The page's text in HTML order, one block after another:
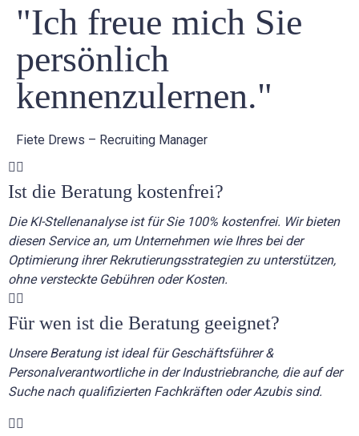
"Ich freue mich Sie
persönlich
kennenzulernen."
Fiete Drews – Recruiting Manager
Ist die Beratung kostenfrei?
Die KI-Stellenanalyse ist für Sie 100% kostenfrei. Wir bieten
diesen Service an, um Unternehmen wie Ihres bei der
Optimierung ihrer Rekrutierungsstrategien zu unterstützen,
ohne versteckte Gebühren oder Kosten.
Für wen ist die Beratung geeignet?
Unsere Beratung ist ideal für Geschäftsführer &
Personalverantwortliche in der Industriebranche, die auf der
Suche nach qualifizierten Fachkräften oder Azubis sind.